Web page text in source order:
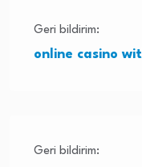
Geri bildirim:
online casino
Geri bildirim: